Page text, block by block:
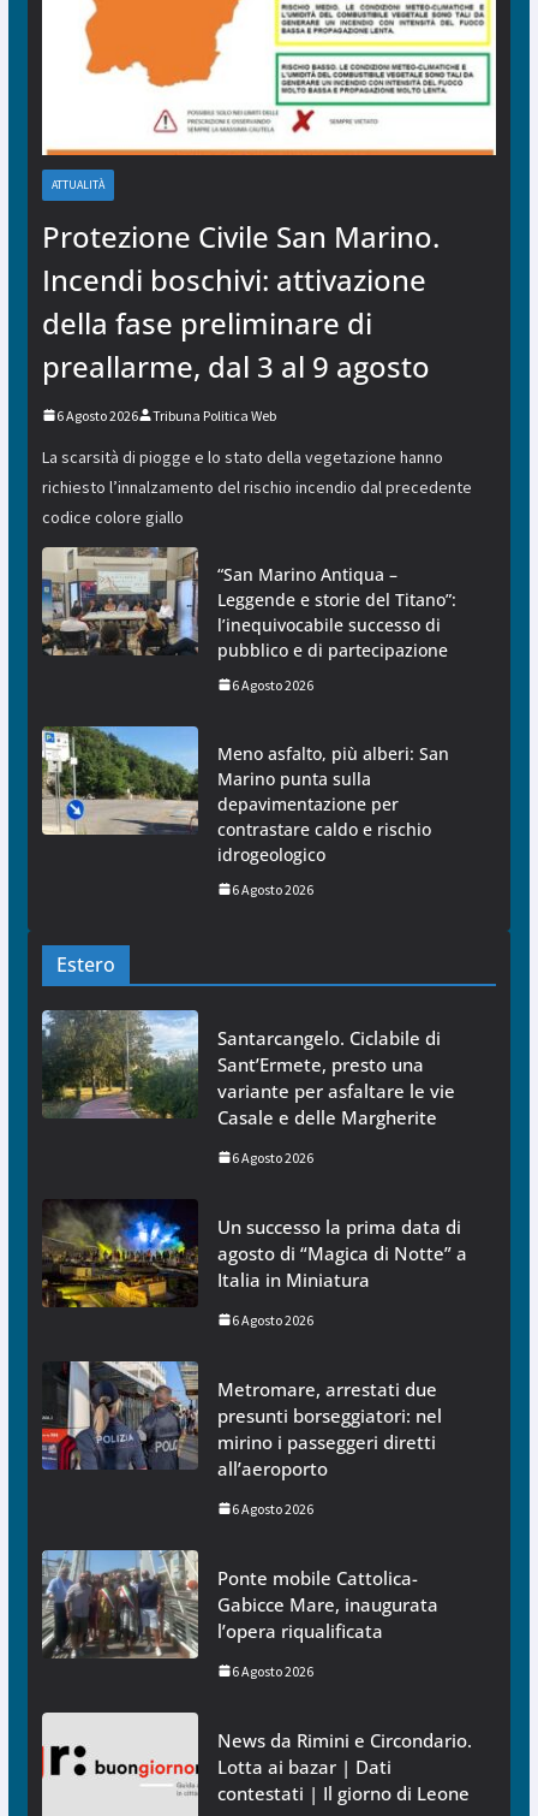
ATTUALITÀ
Protezione Civile San Marino.
Incendi boschivi: attivazione
della fase preliminare di
preallarme, dal 3 al 9 agosto
6 Agosto 2026 Tribuna Politica Web
La scarsità di piogge e lo stato della vegetazione hanno
richiesto l’innalzamento del rischio incendio dal precedente
codice colore giallo
“San Marino Antiqua –
Leggende e storie del Titano”:
l’inequivocabile successo di
pubblico e di partecipazione
6 Agosto 2026
Meno asfalto, più alberi: San
Marino punta sulla
depavimentazione per
contrastare caldo e rischio
idrogeologico
6 Agosto 2026
Estero
Santarcangelo. Ciclabile di
Sant’Ermete, presto una
variante per asfaltare le vie
Casale e delle Margherite
6 Agosto 2026
Un successo la prima data di
agosto di “Magica di Notte” a
Italia in Miniatura
6 Agosto 2026
Metromare, arrestati due
presunti borseggiatori: nel
mirino i passeggeri diretti
all’aeroporto
6 Agosto 2026
Ponte mobile Cattolica-
Gabicce Mare, inaugurata
l’opera riqualificata
6 Agosto 2026
News da Rimini e Circondario.
Lotta ai bazar | Dati
contestati | Il giorno di Leone